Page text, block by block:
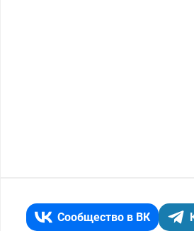
Сообщество в ВК